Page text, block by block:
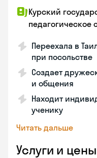
Курский
педагогическое
Переехала в
при посольстве
Создает
и общения
Находит
ученику
Читать дальше
Услуги и цены